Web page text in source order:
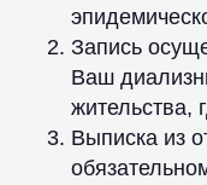
Запись
Ваш
жительства,
Выписка из